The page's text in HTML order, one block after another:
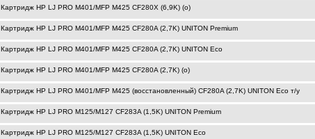
Картридж HP LJ PRO M401/MFP M425 CF280X (6,9K) (o)
Картридж HP LJ PRO M401/MFP M425 CF280A (2,7K) UNITON Premium
Картридж HP LJ PRO M401/MFP M425 CF280A (2,7K) UNITON Eco
Картридж HP LJ PRO M401/MFP M425 CF280A (2,7K) (o)
Картридж HP LJ PRO M401/MFP M425 (восстановленный) CF280A (2,7K) UNITON Eco т/у
Картридж HP LJ PRO M125/M127 CF283A (1,5K) UNITON Premium
Картридж HP LJ PRO M125/M127 CF283A (1,5K) UNITON Eco